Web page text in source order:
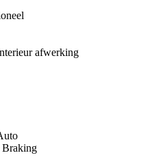
afwerking
Braking